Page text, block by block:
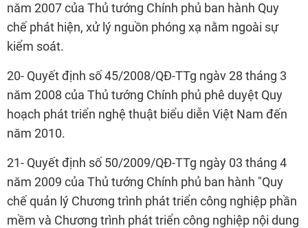
năm 2007 của Thủ tướng Chính phủ ban hành Quy
chế phát hiện, xử lý nguồn phóng xạ nằm ngoài sự
kiểm soát.
20- Quyết định số 45/2008/QĐ-TTg ngàv 28 tháng 3
năm 2008 của Thủ tướng Chính phủ phê duyệt Quy
hoạch phát triển nghệ thuật biểu diễn Việt Nam đến
năm 2010.
21- Quyết định số 50/2009/QĐ-TTg ngày 03 tháng 4
năm 2009 của Thủ tướng Chính phủ ban hành "Quy
chế quản lý Chương trình phát triển công nghiệp phần
mềm và Chương trình phát triển công nghiệp nội dung